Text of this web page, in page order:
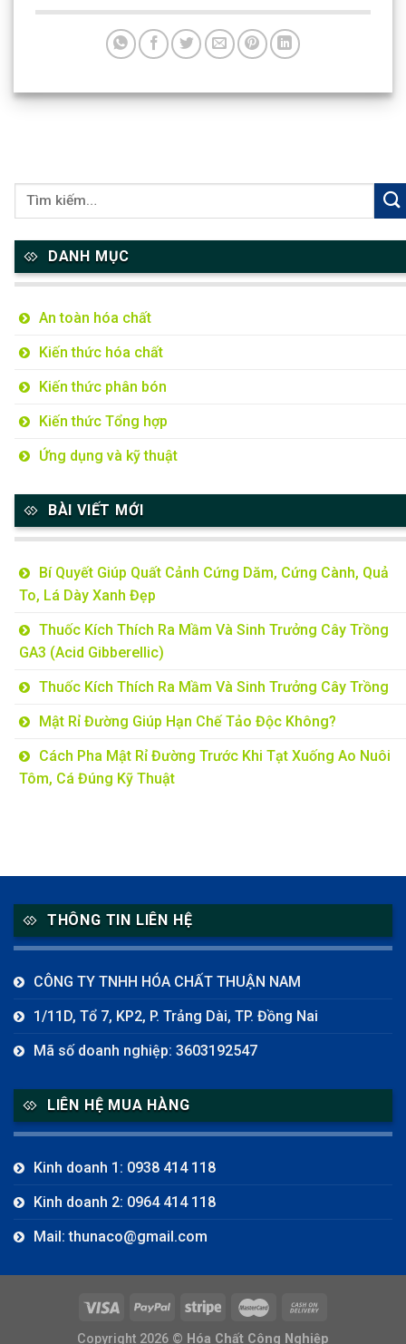
DANH MỤC
An toàn hóa chất
Kiến thức hóa chất
Kiến thức phân bón
Kiến thức Tổng hợp
Ứng dụng và kỹ thuật
BÀI VIẾT MỚI
Bí Quyết Giúp Quất Cảnh Cứng Dăm, Cứng Cành, Quả
To, Lá Dày Xanh Đẹp
Thuốc Kích Thích Ra Mầm Và Sinh Trưởng Cây Trồng
GA3 (Acid Gibberellic)
Thuốc Kích Thích Ra Mầm Và Sinh Trưởng Cây Trồng
Mật Rỉ Đường Giúp Hạn Chế Tảo Độc Không?
Cách Pha Mật Rỉ Đường Trước Khi Tạt Xuống Ao Nuôi
Tôm, Cá Đúng Kỹ Thuật
THÔNG TIN LIÊN HỆ
CÔNG TY TNHH HÓA CHẤT THUẬN NAM
1/11D, Tổ 7, KP2, P. Trảng Dài, TP. Đồng Nai
Mã số doanh nghiệp: 3603192547
LIÊN HỆ MUA HÀNG
Kinh doanh 1: 0938 414 118
Kinh doanh 2: 0964 414 118
Mail: thunaco@gmail.com
Copyright 2026 © Hóa Chất Công Nghiệp